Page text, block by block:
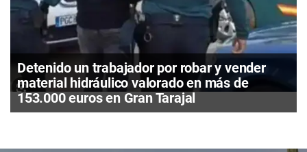
Detenido un trabajador por robar y vender
material hidráulico valorado en más de
153.000 euros en Gran Tarajal